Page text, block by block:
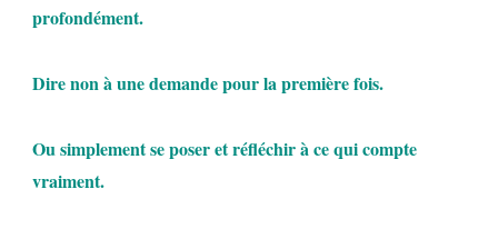
profondément.
Dire non à une demande pour la première fois.
Ou simplement se poser et réfléchir à ce qui compte
vraiment.